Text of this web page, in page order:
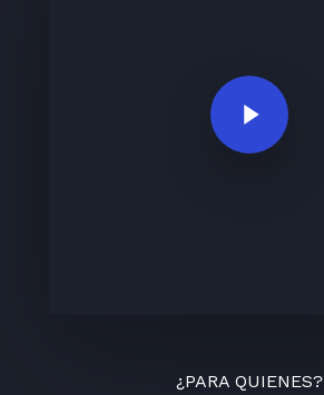
Play Video
¿PARA QUIENES?